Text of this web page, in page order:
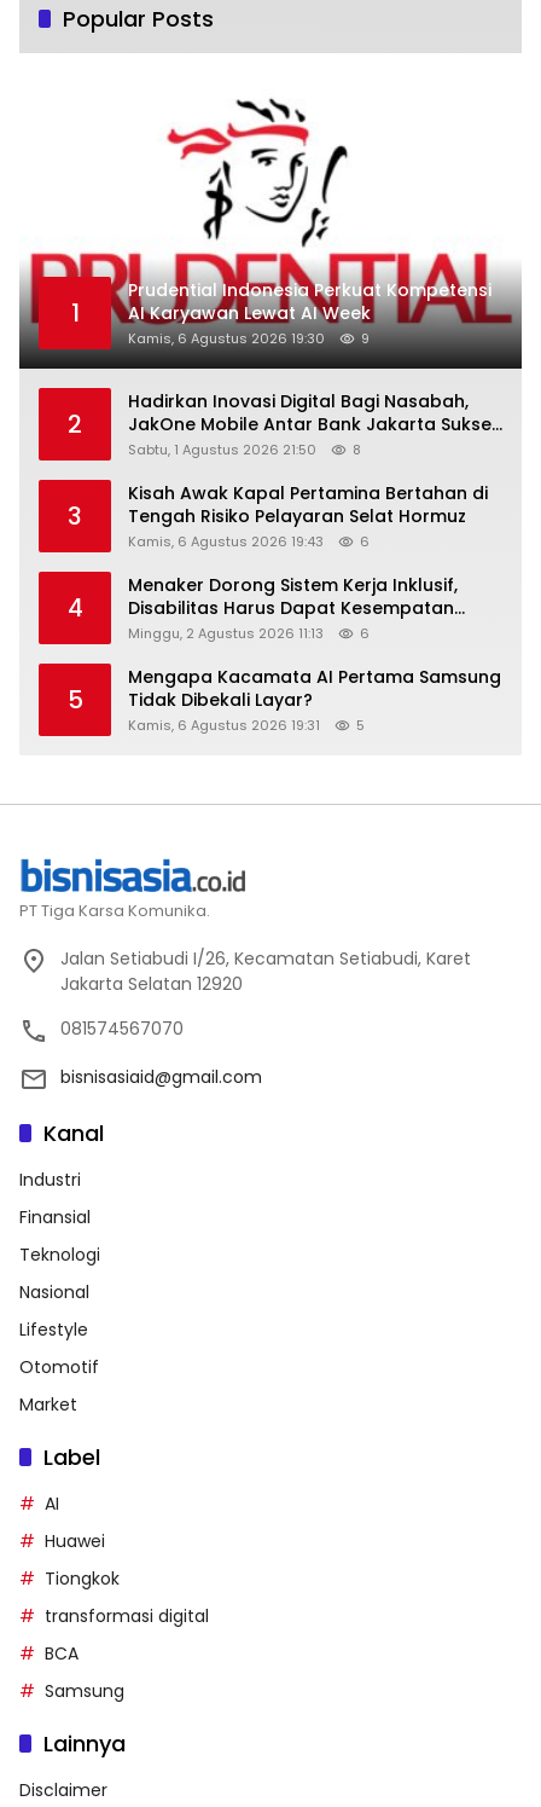
Popular Posts
1
Prudential Indonesia Perkuat Kompetensi
AI Karyawan Lewat AI Week
Kamis, 6 Agustus 2026 19:30 9
2
Hadirkan Inovasi Digital Bagi Nasabah,
JakOne Mobile Antar Bank Jakarta Sukses
Raih Digital Excellence Awards 2026
Sabtu, 1 Agustus 2026 21:50 8
3
Kisah Awak Kapal Pertamina Bertahan di
Tengah Risiko Pelayaran Selat Hormuz
Kamis, 6 Agustus 2026 19:43 6
4
Menaker Dorong Sistem Kerja Inklusif,
Disabilitas Harus Dapat Kesempatan
Setara
Minggu, 2 Agustus 2026 11:13 6
5
Mengapa Kacamata AI Pertama Samsung
Tidak Dibekali Layar?
Kamis, 6 Agustus 2026 19:31 5
PT Tiga Karsa Komunika.
Jalan Setiabudi I/26, Kecamatan Setiabudi, Karet
Jakarta Selatan 12920
081574567070
bisnisasiaid@gmail.com
Kanal
Industri
Finansial
Teknologi
Nasional
Lifestyle
Otomotif
Market
Label
AI
Huawei
Tiongkok
transformasi digital
BCA
Samsung
Lainnya
Disclaimer